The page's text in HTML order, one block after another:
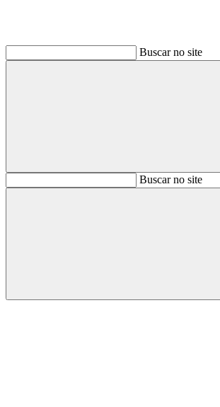
Buscar no site
BuscarBuscar no site
Buscar